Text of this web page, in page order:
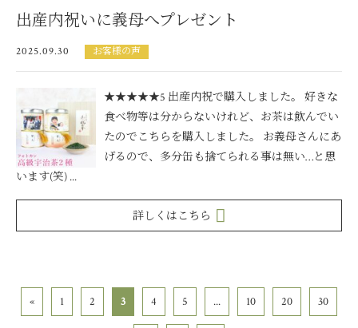
出産内祝いに義母へプレゼント
2025.09.30 お客様の声
★★★★★5 出産内祝で購入しました。 好きな
食べ物等は分からないけれど、お茶は飲んでい
たのでこちらを購入しました。 お義母さんにあ
げるので、多分缶も捨てられる事は無い…と思
います(笑) ...
詳しくはこちら
« 1 2 3 4 5 ... 10 20 30